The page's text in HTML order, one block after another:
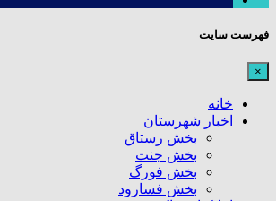
فهرست سایت
×
خانه
اخبار شهرستان
بخش رستاق
بخش جنت
بخش فورگ
بخش فسارود